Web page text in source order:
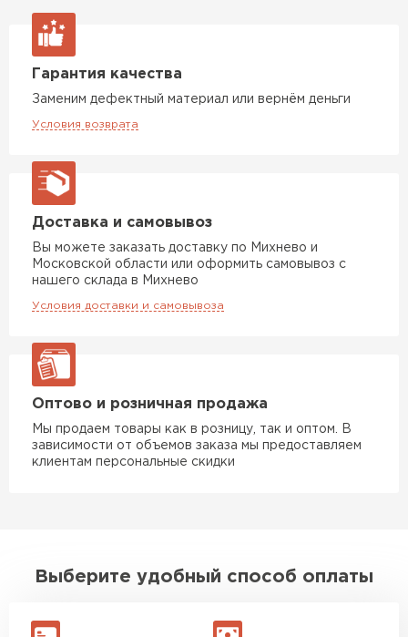
Гарантия качества
Заменим дефектный материал или вернём деньги
Условия возврата
Доставка и самовывоз
Вы можете заказать доставку по Михнево и
Московской области или оформить самовывоз с
нашего склада в Михнево
Условия доставки и самовывоза
Оптово и розничная продажа
Мы продаем товары как в розницу, так и оптом. В
зависимости от объемов заказа мы предоставляем
клиентам персональные скидки
Выберите удобный способ оплаты